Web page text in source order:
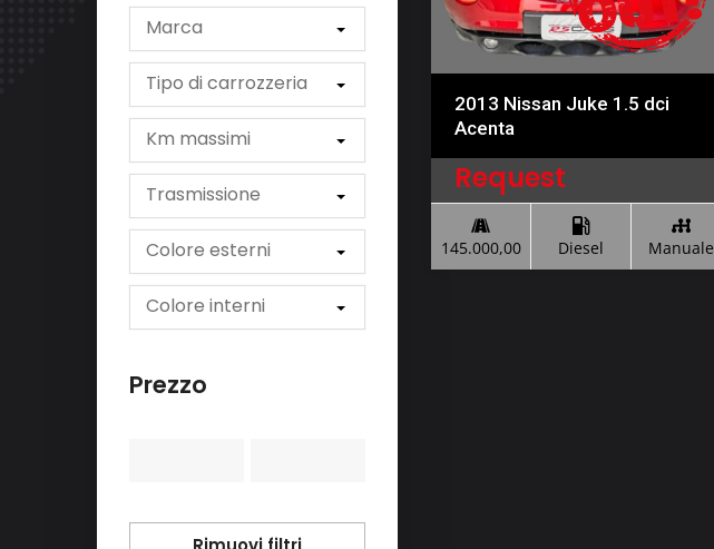
Marca
Tipo di carrozzeria
Km massimi
Trasmissione
Colore esterni
Colore interni
Prezzo
2013 Nissan Juke 1.5 dci
Acenta
Request
145.000,00 Diesel Manuale